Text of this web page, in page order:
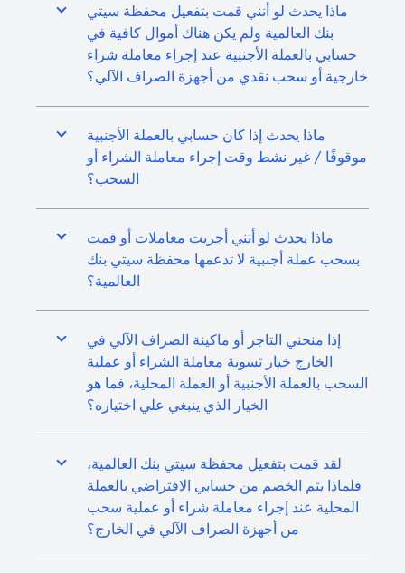
ماذا يحدث لو أنني قمت بتفعيل محفظة سيتي
بنك العالمية ولم يكن هناك أموال كافية في
حسابي بالعملة الأجنبية عند إجراء معاملة شراء
خارجية أو سحب نقدي من أجهزة الصراف الآلي؟
ماذا يحدث إذا كان حسابي بالعملة الأجنبية
موقوفًا / غير نشط وقت إجراء معاملة الشراء أو
السحب؟
ماذا يحدث لو أنني أجريت معاملات أو قمت
بسحب عملة أجنبية لا تدعمها محفظة سيتي بنك
العالمية؟
إذا منحني التاجر أو ماكينة الصراف الآلي في
الخارج خيار تسوية معاملة الشراء أو عملية
السحب بالعملة الأجنبية أو العملة المحلية، فما هو
الخيار الذي ينبغي علي اختياره؟
لقد قمت بتفعيل محفظة سيتي بنك العالمية،
فلماذا يتم الخصم من حسابي الافتراضي بالعملة
المحلية عند إجراء معاملة شراء أو عملية سحب
من أجهزة الصراف الآلي في الخارج؟